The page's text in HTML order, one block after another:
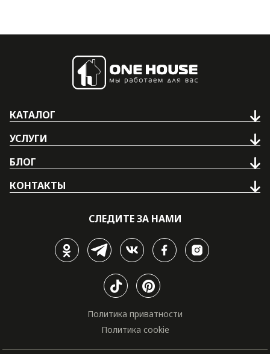
КАТАЛОГ
УСЛУГИ
БЛОГ
КОНТАКТЫ
СЛЕДИТЕ ЗА НАМИ
Политика приватности
Политика cookie